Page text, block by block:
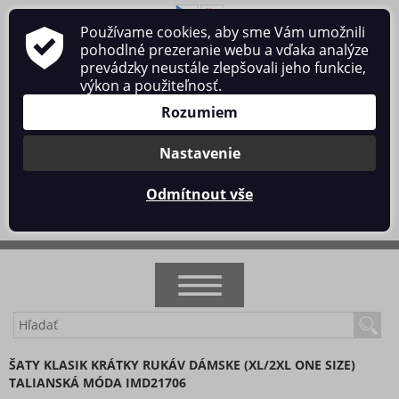
O nás Obchodné podmienky
Ochrana osobných údajov
Kontakt
Prihlásiť sa/Registrácia
NOVINKY
AKCIA
ŠATY KLASIK KRÁTKY RUKÁV DÁMSKE (XL/2XL ONE SIZE)
TALIANSKÁ MÓDA IMD21706
Používame cookies, aby sme Vám umožnili
pohodlné prezeranie webu a vďaka analýze
prevádzky neustále zlepšovali jeho funkcie,
výkon a použiteľnosť.
Rozumiem
Nastavenie
Odmítnout vše